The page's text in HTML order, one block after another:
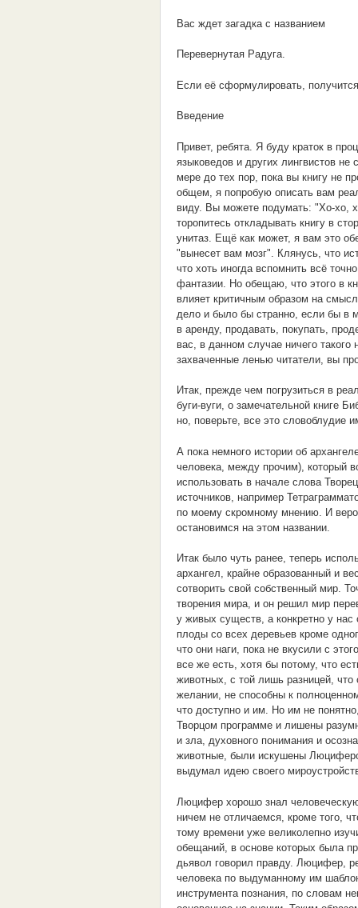
Вас ждет загадка с названием
Перевернутая Радуга.
Если её сформулировать,
Введение
Привет, ребята. Я буду краток в
языковедов и других лингвистов не
мере до тех пор, пока вы книгу не
общем, я попробую описать вам
виду. Вы можете подумать: "Хо-хо,
торопитесь откладывать книгу в
унитаз. Ещё как может, я вам это
"вынесет вам мозг". Клянусь, что
что хоть иногда вспомнить всё
фантазии. Но обещаю, что этого в
влияет критичным образом на
дело и было бы странно, если бы в
в аренду, продавать, покупать,
вас, в данном случае ничего
захваченные ленью читатели, вы
Итак, прежде чем погрузиться в
буги-вуги, о замечательной книге
но, поверьте, все это словоблудие
А пока немного истории об
человека, между прочим), который
использовать в начале слова
источников, например
по моему скромному мнению. И
остановимся на этом названии.
Итак было чуть ранее, теперь
архангел, крайне образованный и
сотворить свой собственный мир.
творения мира, и он решил мир
у живых существ, а конкретно у
плоды со всех деревьев кроме
что они наги, пока не вкусили с
все же есть, хотя бы потому, что
животных, с той лишь разницей,
желании, не способны к
что доступно и им. Но им не
Творцом программе и лишены
и зла, духовного понимания и
животные, были искушены
выдумал идею своего
Люцифер хорошо знал
ничем не отличаемся, кроме того,
тому времени уже великолепно
обещаний, в основе которых была
дьявол говорил правду. Люцифер,
человека по выдуманному им
инструмента познания, по словам